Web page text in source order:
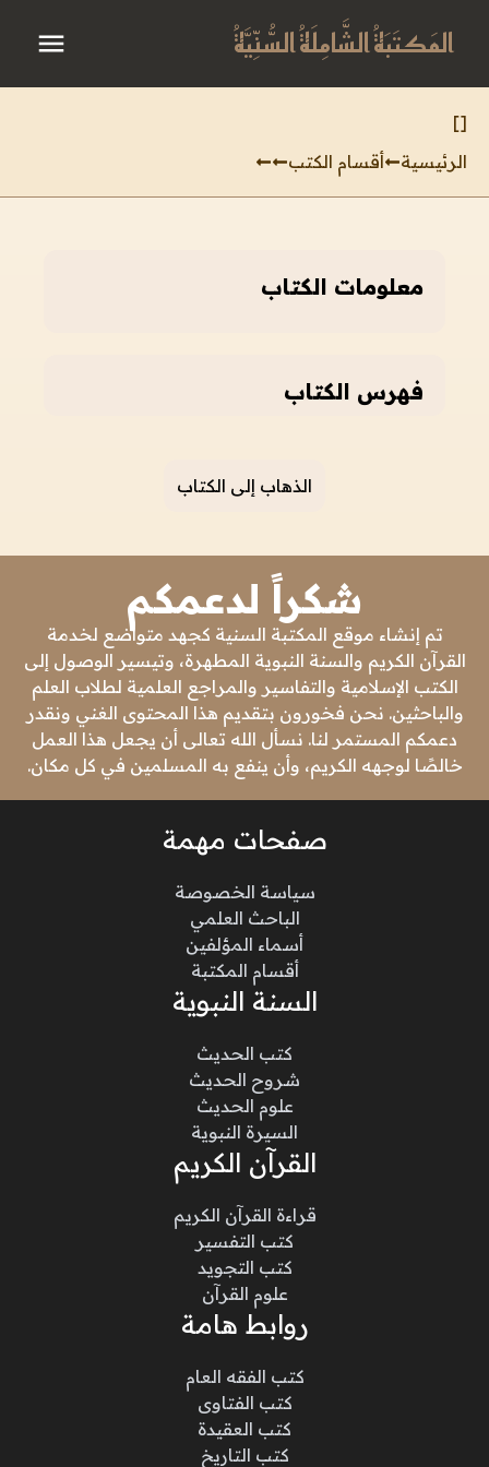
المَكتَبَةُ الشَّامِلَةُ السُّنِّيَّةُ
[
]
الرئيسية
أقسام الكتب
معلومات الكتاب
فهرس الكتاب
الذهاب إلى الكتاب
شكراً لدعمكم
تم إنشاء موقع المكتبة السنية كجهد متواضع لخدمة
القرآن الكريم والسنة النبوية المطهرة، وتيسير الوصول إلى
الكتب الإسلامية والتفاسير والمراجع العلمية لطلاب العلم
والباحثين. نحن فخورون بتقديم هذا المحتوى الغني ونقدر
دعمكم المستمر لنا. نسأل الله تعالى أن يجعل هذا العمل
خالصًا لوجهه الكريم، وأن ينفع به المسلمين في كل مكان.
صفحات مهمة
سياسة الخصوصة
الباحث العلمي
أسماء المؤلفين
أقسام المكتبة
السنة النبوية
كتب الحديث
شروح الحديث
علوم الحديث
السيرة النبوية
القرآن الكريم
قراءة القرآن الكريم
كتب التفسير
كتب التجويد
علوم القرآن
روابط هامة
كتب الفقه العام
كتب الفتاوى
كتب العقيدة
كتب التاريخ